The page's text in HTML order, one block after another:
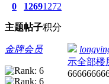
0
主题
1269
帖子
1272
积分
金牌会员
示全部楼